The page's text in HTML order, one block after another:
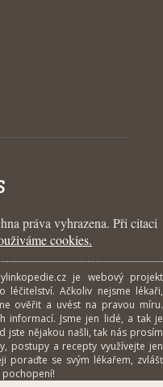
práva vyhrazena. Při citaci
cookies.
je webový projekt
léčitelství. Ačkoliv nejsme lékaři,
ověřit a uvést na pravou míru.
informací. Jsme jen lidé, a tak je
jste nějakou našli, tak nás prosím
postupy a recepty využívejte jen
poraďte se svým lékařem, zvlášť
pochopení!